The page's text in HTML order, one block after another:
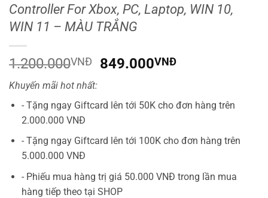
Controller For Xbox, PC, Laptop, WIN 10,
WIN 11 – MÀU TRẮNG
1.200.000VNĐ
Giá
1.200.000VNĐ.
849.000VNĐGiá
là:
Khuyến mãi hot nhất:
- Tặng ngay Giftcard lên tới 50K cho đơn hàng trên
2.000.000 VNĐ
- Tặng ngay Giftcard lên tới 100K cho đơn hàng trên
5.000.000 VNĐ
- Phiếu mua hàng trị giá 50.000 VNĐ trong lần mua
hàng tiếp theo tại SHOP